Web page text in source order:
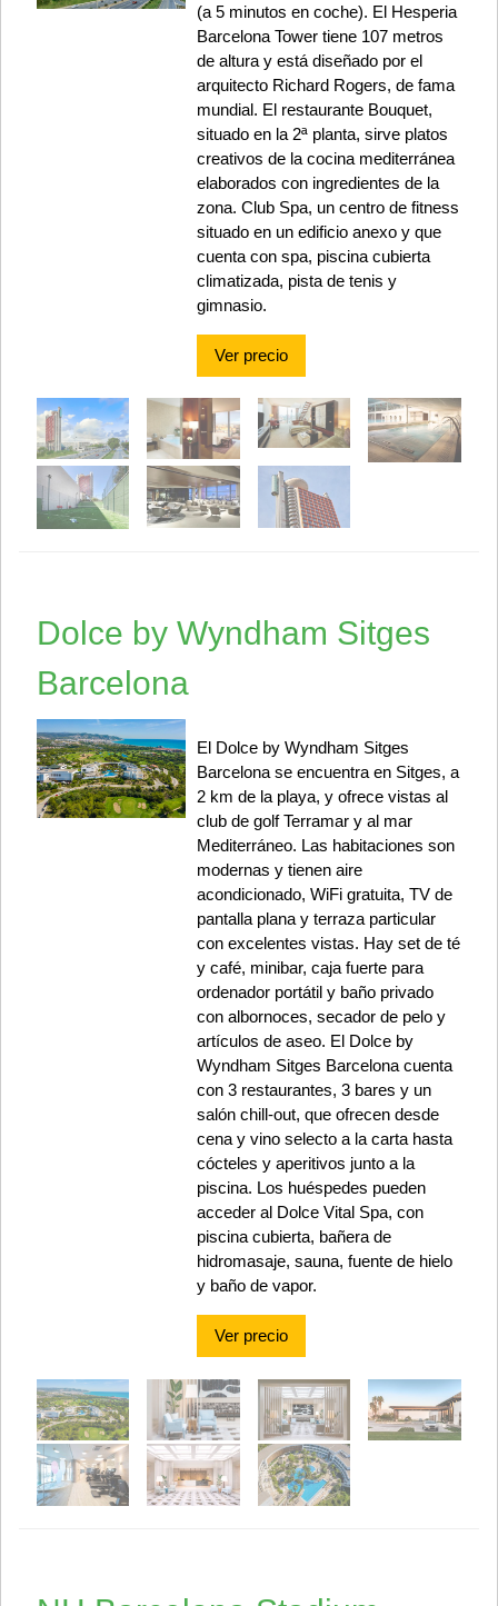
(a 5 minutos en coche). El Hesperia
Barcelona Tower tiene 107 metros
de altura y está diseñado por el
arquitecto Richard Rogers, de fama
mundial. El restaurante Bouquet,
situado en la 2ª planta, sirve platos
creativos de la cocina mediterránea
elaborados con ingredientes de la
zona. Club Spa, un centro de fitness
situado en un edificio anexo y que
cuenta con spa, piscina cubierta
climatizada, pista de tenis y
gimnasio.
Ver precio
Dolce by Wyndham Sitges
Barcelona
El Dolce by Wyndham Sitges
Barcelona se encuentra en Sitges, a
2 km de la playa, y ofrece vistas al
club de golf Terramar y al mar
Mediterráneo. Las habitaciones son
modernas y tienen aire
acondicionado, WiFi gratuita, TV de
pantalla plana y terraza particular
con excelentes vistas. Hay set de té
y café, minibar, caja fuerte para
ordenador portátil y baño privado
con albornoces, secador de pelo y
artículos de aseo. El Dolce by
Wyndham Sitges Barcelona cuenta
con 3 restaurantes, 3 bares y un
salón chill-out, que ofrecen desde
cena y vino selecto a la carta hasta
cócteles y aperitivos junto a la
piscina. Los huéspedes pueden
acceder al Dolce Vital Spa, con
piscina cubierta, bañera de
hidromasaje, sauna, fuente de hielo
y baño de vapor.
Ver precio